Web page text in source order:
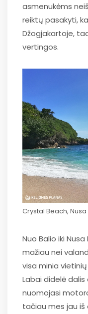
asmenukėms
reiktų pasakyti,
Džogjakartoje,
vertingos.
Crystal Beach,
Nuo Balio iki
mažiau nei
visa minia
Labai didelė
nuomojasi
tačiau mes jau